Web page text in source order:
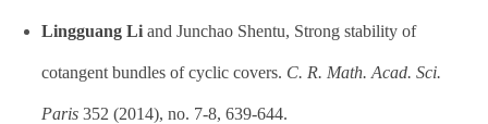
Lingguang Li and Junchao Shentu, Strong stability of
cotangent bundles of cyclic covers. C. R. Math. Acad. Sci.
Paris 352 (2014), no. 7-8, 639-644.